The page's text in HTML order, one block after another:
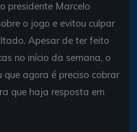
presidente Marcelo
o jogo e evitou culpar
Apesar de ter feito
no início da semana, o
que agora é preciso cobrar
que haja resposta em